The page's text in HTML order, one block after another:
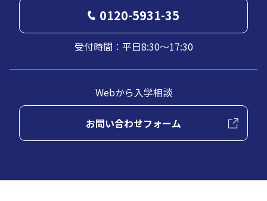
0120-5931-35
受付時間：平日8:30～17:30
Webから入学相談
お問い合わせフォーム